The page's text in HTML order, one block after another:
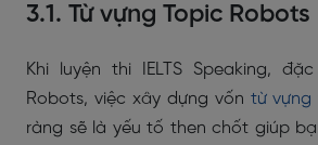
3.1. Từ vựng Topic Robots
Khi luyện thi IELTS Speaking,
Robots, việc xây dựng vốn từ vựng
ràng sẽ là yếu tố then chốt giúp